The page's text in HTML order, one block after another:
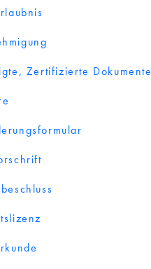
Zertifizierte Dokumente